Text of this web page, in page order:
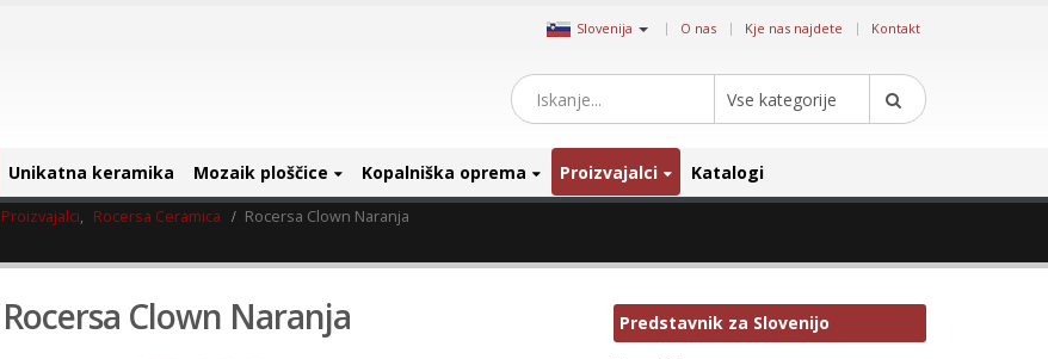
Slovenija | O nas Kje nas najdete Kontakt
Vse kategorije
Unikatna keramika Mozaik ploščice Kopalniška oprema Proizvajalci Katalogi
Proizvajalci, Rocersa Ceramica Rocersa Clown Naranja
Rocersa Clown Naranja
Predstavnik za Slovenijo